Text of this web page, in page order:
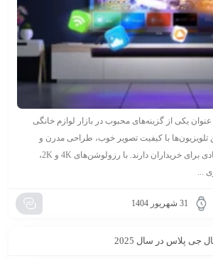
عنوان یکی از گزینه‌های محبوب در بازار لوازم خانگی
تلویزیون‌ها با کیفیت تصویر خوب، طراحی مدرن و
قیمت مناسب، جذابیت زیادی برای خریداران دارند. با رزولوشن‌های 4K و 2K،
...
31 شهریور 1404
جی پلاس در سال 2025